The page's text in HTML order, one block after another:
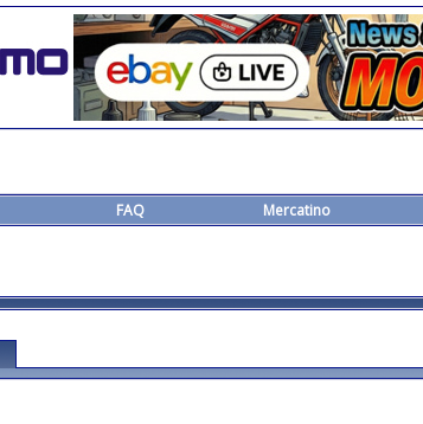
FAQ Mercatino